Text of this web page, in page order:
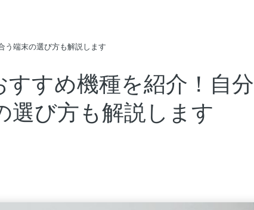
う端末の選び方も解説します
すめ機種を紹介！自分
選び方も解説します